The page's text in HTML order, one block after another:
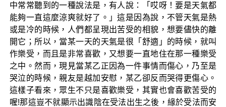
中常常聽到的一種說法是，有人說：「哎呀！要是天氣都
能夠一直這麼涼爽就好了。」這是因為說，不管天氣是熱
或是冷的時候，人們都呈現出苦受的相貌，想要儘快的離
開它；所以，當某一天的天氣是很「舒適」的時候，就叫
作樂受，而且是非常喜歡，又想要一直地住在那一種樂受
之中。然而，現見當某乙正因為一件事情而傷心，乃至是
哭泣的時候，親友是越加安慰，某乙卻反而哭得更傷心。
這樣子看來，眾生不只是喜歡樂受，其實也會喜歡苦受的
喔!那這豈不就顯示出識陰在受法出生之後，緣於受法而安